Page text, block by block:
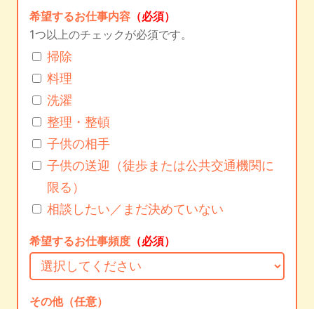
希望するお仕事内容 （必須）
1つ以上のチェックが必須です。
掃除
料理
洗濯
整理・整頓
子供の相手
子供の送迎（徒歩または公共交通機関に
限る）
相談したい／まだ決めていない
希望するお仕事頻度 （必須）
その他（任意）